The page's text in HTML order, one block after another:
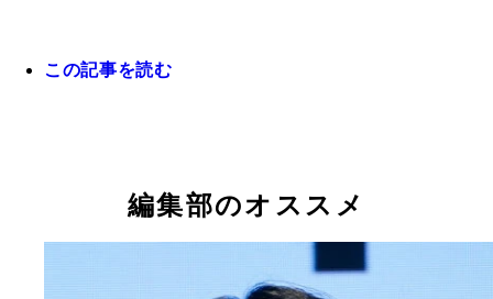
この記事を読む
編集部のオススメ